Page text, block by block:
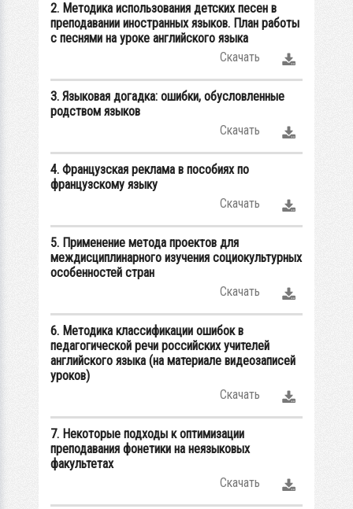
2. Методика использования детских песен в
преподавании иностранных языков. План работы
с песнями на уроке английского языка
Скачать
3. Языковая догадка: ошибки, обусловленные
родством языков
Скачать
4. Французская реклама в пособиях по
французскому языку
Скачать
5. Применение метода проектов для
междисциплинарного изучения социокультурных
особенностей стран
Скачать
6. Методика классификации ошибок в
педагогической речи российских учителей
английского языка (на материале видеозаписей
уроков)
Скачать
7. Некоторые подходы к оптимизации
преподавания фонетики на неязыковых
факультетах
Скачать